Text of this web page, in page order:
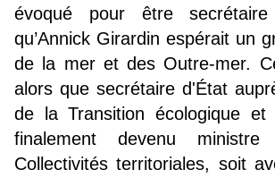
évoqué pour être secrétaire
qu’Annick Girardin espérait un
de la mer et des Outre-mer.
alors que secrétaire d'État
de la Transition écologique et
finalement devenu
Collectivités territoriales, soit